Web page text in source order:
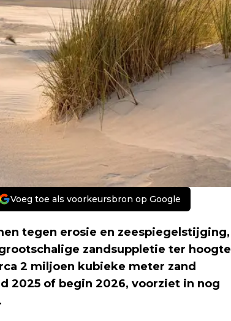
Voeg toe als voorkeursbron op Google
tegen erosie en zeespiegelstijging,
zandsuppletie ter hoogte
2 miljoen kubieke meter zand
2025 of begin 2026, voorziet in nog